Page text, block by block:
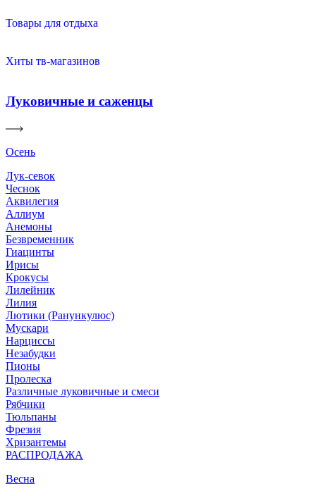
Товары для отдыха
Хиты тв-магазинов
Луковичные и саженцы
Осень
Лук-севок
Чеснок
Аквилегия
Аллиум
Анемоны
Безвременник
Гиацинты
Ирисы
Крокусы
Лилейник
Лилия
Лютики (Ранункулюс)
Мускари
Нарцисcы
Незабудки
Пионы
Пролеска
Различные луковичные и смеси
Рябчики
Тюльпаны
Фрезия
Хризантемы
РАСПРОДАЖА
Весна